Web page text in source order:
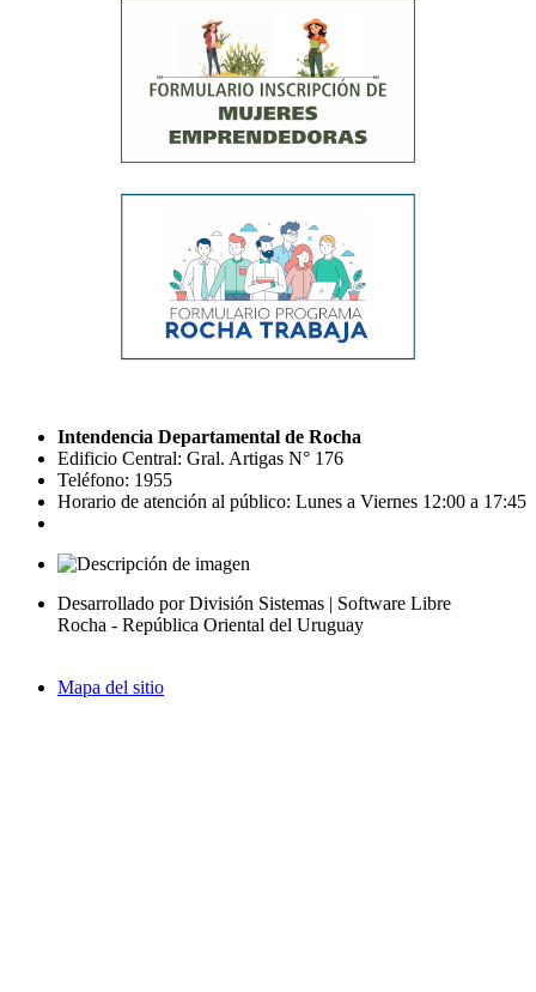
Intendencia Departamental de Rocha
Edificio Central: Gral. Artigas N° 176
Teléfono: 1955
Horario de atención al público: Lunes a Viernes 12:00 a 17:45
Desarrollado por División Sistemas | Software Libre
Rocha - República Oriental del Uruguay
Mapa del sitio